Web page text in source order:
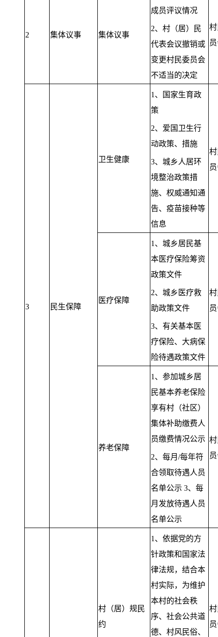
2 集体议事 集体议事
成员评议情况
2、村（居）民
代表会议撤销或
变更村民委员会
不适当的决定
3 民生保障
卫生健康
1、国家生育政
策
2、爱国卫生行
动政策、措施
3、城乡人居环
境整治政策措
施、权威通知通
告、疫苗接种等
信息
医疗保障
1、城乡居民基
本医疗保险筹资
政策文件
2、城乡医疗救
助政策文件
3、有关基本医
疗保险、大病保
险待遇政策文件
养老保障
1、参加城乡居
民基本养老保险
享有村（社区）
集体补助缴费人
员缴费情况公示
2、每月/每年符
合领取待遇人员
名单公示 3、每
月发放待遇人员
名单公示
村（居）规民
约
1、依据党的方
针政策和国家法
律法规，结合本
村实际，为维护
本村的社会秩
序、社会公共道
德、村风民俗、